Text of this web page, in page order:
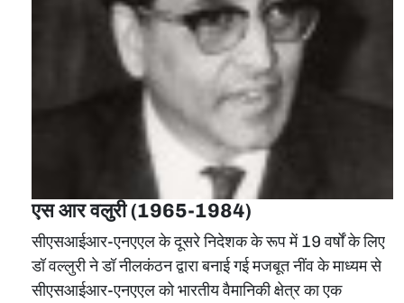
एस आर वलुरी (1965-1984)
सीएसआईआर-एनएएल के दूसरे निदेशक के रूप में 19 वर्षों के लिए
डॉ वल्लुरी ने डॉ नीलकंठन द्वारा बनाई गई मजबूत नींव के माध्‍यम से
सीएसआईआर-एनएएल को भारतीय वैमानिकी क्षेत्र का एक